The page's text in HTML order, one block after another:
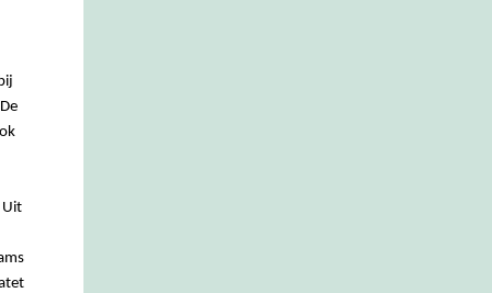
Uit